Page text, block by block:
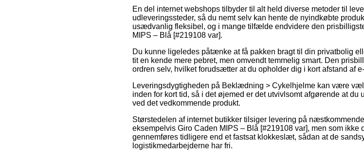
En del internet webshops tilbyder til alt held diverse metoder til
udleveringssteder, så du nemt selv kan hente de nyindkøbte
usædvanlig fleksibel, og i mange tilfælde endvidere den
MIPS – Blå [#219108 var].
Du kunne ligeledes påtænke at få pakken bragt til din privatbolig
tit en kende mere pebret, men omvendt temmelig smart. Den
ordren selv, hvilket forudsætter at du opholder dig i kort afstand af
Leveringsdygtigheden på Beklædning > Cykelhjelme kan være
inden for kort tid, så i det øjemed er det utvivlsomt afgørende at
ved det vedkommende produkt.
Størstedelen af internet butikker tilsiger levering på
eksempelvis Giro Caden MIPS – Blå [#219108 var], men som ikke
gennemføres tidligere end et fastsat klokkeslæt, sådan at de
logistikmedarbejderne har fri.